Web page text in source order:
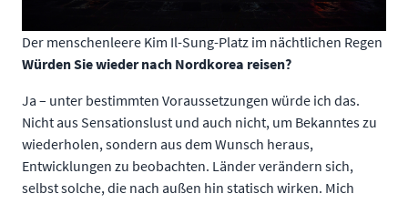
Der menschenleere Kim Il-Sung-Platz im nächtlichen Regen
Würden Sie wieder nach Nordkorea reisen?
Ja – unter bestimmten Voraussetzungen würde ich das.
Nicht aus Sensationslust und auch nicht, um Bekanntes zu
wiederholen, sondern aus dem Wunsch heraus,
Entwicklungen zu beobachten. Länder verändern sich,
selbst solche, die nach außen hin statisch wirken. Mich